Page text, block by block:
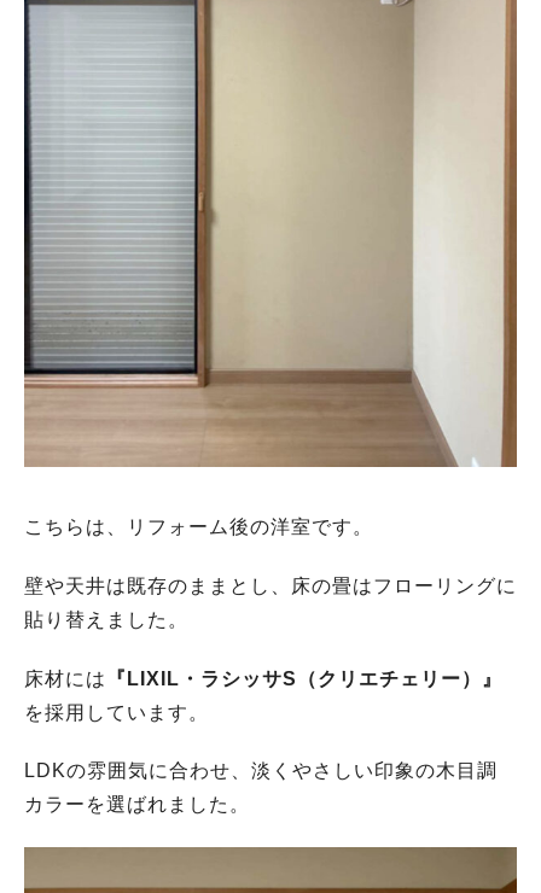
こちらは、リフォーム後の洋室です。
壁や天井は既存のままとし、床の畳はフローリングに
貼り替えました。
床材には
『LIXIL・ラシッサS（クリエチェリー）』
を採用しています。
LDKの雰囲気に合わせ、淡くやさしい印象の木目調
カラーを選ばれました。